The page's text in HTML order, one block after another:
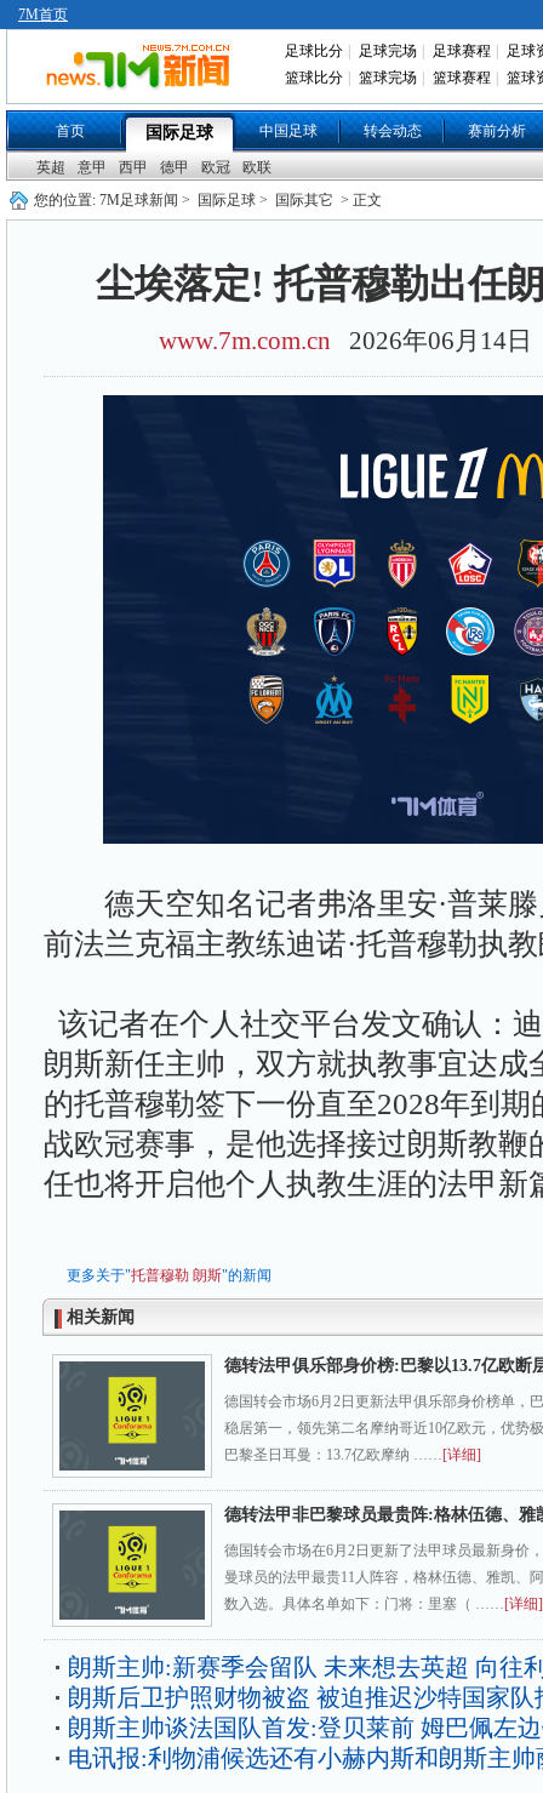
7M首页
足球比分 足球完场 足球赛程
足球
篮球比分
篮球完场 篮球赛程 篮球
首页 国际足球 中国足球 转会动态 赛前分析
英超 意甲 西甲 德甲 欧冠
欧联
您的位置: 7M足球新闻 > 国际足球 > 国际其它 > 正文
尘埃落定! 托普穆勒出任
www.7m.com.cn 2026年06月14
德天空知名记者弗洛里安·普莱滕
前法兰克福主教练迪诺·托普穆勒执
该记者在个人社交平台发文确认：
朗斯新任主帅，双方就执教事宜达成
的托普穆勒签下一份直至2028年到
战欧冠赛事，是他选择接过朗斯教鞭
任也将开启他个人执教生涯的法甲新
更多关于"托普穆勒 朗斯"的新闻
相关新闻
德转法甲俱乐部身价榜:巴黎以13.7亿欧断
德国转会市场6月2日更新法甲俱乐部身价榜单，
稳居第一，领先第二名摩纳哥近10亿欧元，优势
巴黎圣日耳曼：13.7亿欧摩纳 ……[详细]
德转法甲非巴黎球员最贵阵:格林伍德、雅
德国转会市场在6月2日更新了法甲球员最新身价
曼球员的法甲最贵11人阵容，格林伍德、雅凯、
数入选。具体名单如下：门将：里塞（ ……[详细]
朗斯主帅:新赛季会留队 未来想去英超 向往
朗斯后卫护照财物被盗 被迫推迟沙特国家队
朗斯主帅谈法国队首发:登贝莱前 姆巴佩左
电讯报:利物浦候选还有小赫内斯和朗斯主帅